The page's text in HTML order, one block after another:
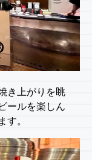
き上がりを眺
ールを楽しん
す。